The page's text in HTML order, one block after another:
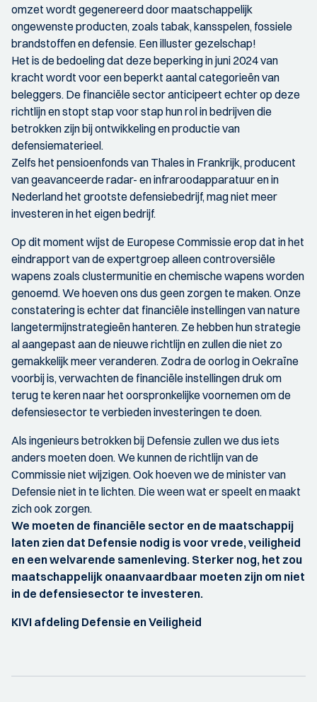
omzet wordt gegenereerd door maatschappelijk
ongewenste producten, zoals tabak, kansspelen, fossiele
brandstoffen en defensie. Een illuster gezelschap!
Het is de bedoeling dat deze beperking in juni 2024 van
kracht wordt voor een beperkt aantal categorieën van
beleggers. De financiële sector anticipeert echter op deze
richtlijn en stopt stap voor stap hun rol in bedrijven die
betrokken zijn bij ontwikkeling en productie van
defensiematerieel.
Zelfs het pensioenfonds van Thales in Frankrijk, producent
van geavanceerde radar- en infraroodapparatuur en in
Nederland het grootste defensiebedrijf, mag niet meer
investeren in het eigen bedrijf.
Op dit moment wijst de Europese Commissie erop dat in het
eindrapport van de expertgroep alleen controversiële
wapens zoals clustermunitie en chemische wapens worden
genoemd. We hoeven ons dus geen zorgen te maken. Onze
constatering is echter dat financiële instellingen van nature
langetermijnstrategieën hanteren. Ze hebben hun strategie
al aangepast aan de nieuwe richtlijn en zullen die niet zo
gemakkelijk meer veranderen. Zodra de oorlog in Oekraïne
voorbij is, verwachten de financiële instellingen druk om
terug te keren naar het oorspronkelijke voornemen om de
defensiesector te verbieden investeringen te doen.
Als ingenieurs betrokken bij Defensie zullen we dus iets
anders moeten doen. We kunnen de richtlijn van de
Commissie niet wijzigen. Ook hoeven we de minister van
Defensie niet in te lichten. Die ween wat er speelt en maakt
zich ook zorgen.
We moeten de financiële sector en de maatschappij
laten zien dat Defensie nodig is voor vrede, veiligheid
en een welvarende samenleving. Sterker nog, het zou
maatschappelijk onaanvaardbaar moeten zijn om niet
in de defensiesector te investeren.
KIVI afdeling Defensie en Veiligheid